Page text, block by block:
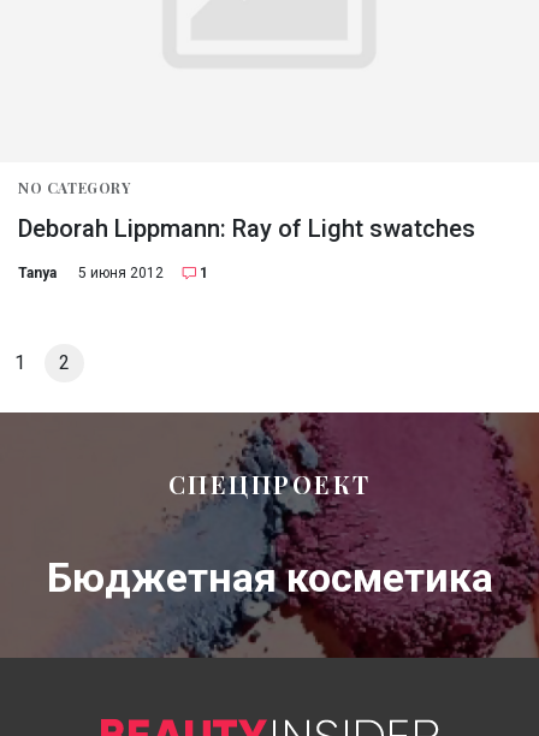
NO CATEGORY
Deborah Lippmann: Ray of Light swatches
Tanya 5 июня 2012 1
1 2
СПЕЦПРОЕКТ
Бюджетная косметика